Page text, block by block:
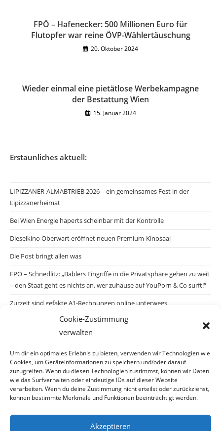
Cookie-Zustimmung
verwalten
Um dir ein optimales Erlebnis zu bieten, verwenden wir Technologien wie
Cookies, um Geräteinformationen zu speichern und/oder darauf
zuzugreifen. Wenn du diesen Technologien zustimmst, können wir Daten
wie das Surfverhalten oder eindeutige IDs auf dieser Website
verarbeiten. Wenn du deine Zustimmung nicht erteilst oder zurückziehst,
können bestimmte Merkmale und Funktionen beeinträchtigt werden.
Akzeptieren
FPÖ – Hafenecker: 500 Millionen Euro für
Flutopfer war reine ÖVP-Wählertäuschung
20. Oktober 2024
Wieder einmal eine pietätlose Werbekampagne
der Bestattung Wien
15. Januar 2024
Erstaunliches aktuell:
LIPIZZANER-ALMABTRIEB 2026 – ein gemeinsames Fest in der
Lipizzanerheimat
Bei Wien Energie haperts scheinbar mit der Kontrolle
Dieselkino Oberwart eröffnet neuen Premium-Kinosaal
Die Post bringt allen was
FPÖ – Schnedlitz: „Bablers Eingriffe in die Privatsphäre gehen zu weit
– den Staat geht es nichts an, wer zuhause auf YouPorn & Co surft!“
Zurzeit sind gefakte A1-Rechnungen online unterwegs
Salzburgs Juden und ihre Sicherheit: „Erst nach einem Anschlag wäre
die Gefahr endlich konkret!“
Biologisches Wunder in Ceuta
Ein vermeintliches Abschiebemärchen
Archiv